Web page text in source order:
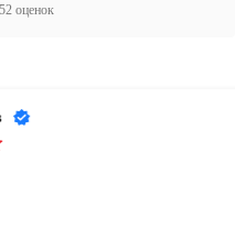
оценок